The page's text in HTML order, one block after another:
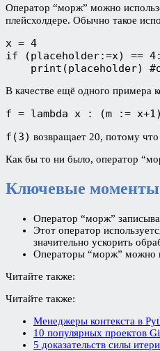
Оператор “морж” можно
плейсхолдере. Обычно такое
x = 4
if (placeholder:=x) == 4:
print(placeholder)
В качестве ещё одного
f = lambda x : (m :=
f(3) возвращает 20, потому что
Как бы то ни было, оператор
Ключевые моменты
Оператор “морж”
Этот оператор
значительно ускорить
Операторы “морж” можно
Читайте также:
Читайте также:
Менеджеры контекста в
10 популярных проектов
5 доказательств силы